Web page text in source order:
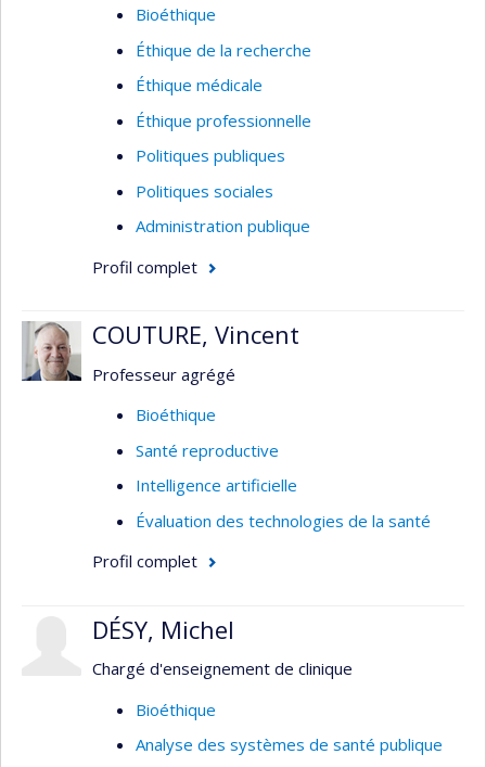
Bioéthique
Éthique de la recherche
Éthique médicale
Éthique professionnelle
Politiques publiques
Politiques sociales
Administration publique
Profil complet
COUTURE, Vincent
Professeur agrégé
Bioéthique
Santé reproductive
Intelligence artificielle
Évaluation des technologies de la santé
Profil complet
DÉSY, Michel
Chargé d'enseignement de clinique
Bioéthique
Analyse des systèmes de santé publique